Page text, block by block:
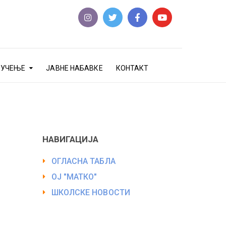
ЈАВНЕ НАБАВКЕ КОНТАКТ
НАВИГАЦИЈА
ОГЛАСНА ТАБЛА
ОЈ "МАТКО"
ШКОЛСКЕ НОВОСТИ